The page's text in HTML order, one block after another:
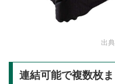
出
連結可能で複数枚